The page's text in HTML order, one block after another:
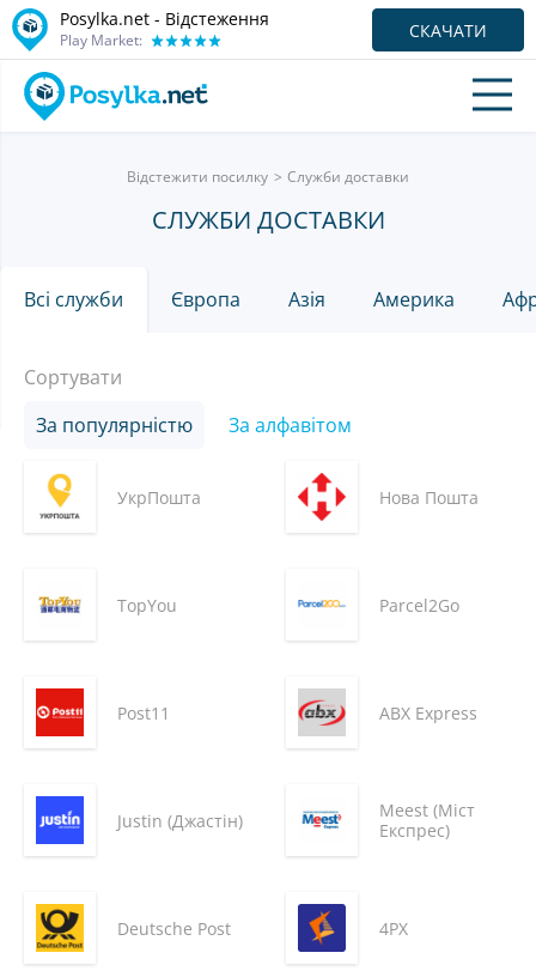
Posylka.net - Відстеження
Play Market: СКАЧАТИ
Відстежити посилку Служби доставки
СЛУЖБИ ДОСТАВКИ
Всі служби Європа Азія Америка
Сортувати
За популярністю
За алфавітом
УкрПошта Нова Пошта
TopYou Parcel2Go
Post11 ABX Express
Justin (Джастін)
Meest (Міст
Експрес)
Deutsche Post 4PX